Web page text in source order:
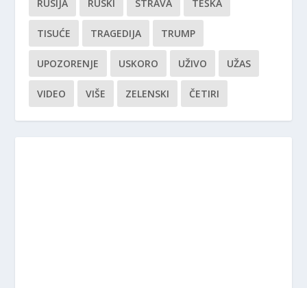
RUSIJA RUSKI STRAVA TEŠKA
TISUĆE TRAGEDIJA TRUMP
UPOZORENJE USKORO UŽIVO UŽAS
VIDEO VIŠE ZELENSKI ČETIRI